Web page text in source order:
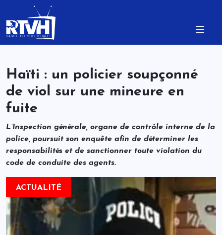
Haïti : un policier soupçonné
de viol sur une mineure en
fuite
L’Inspection générale, organe de contrôle interne de la
police, poursuit son enquête afin de déterminer les
responsabilités et de sanctionner toute violation du
code de conduite des agents.
ACTUALITÉ